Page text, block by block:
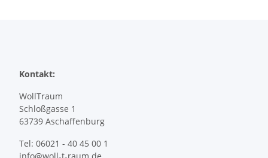
Kontakt:
WollTraum
Schloßgasse 1
63739 Aschaffenburg
Tel: 06021 - 40 45 00 1